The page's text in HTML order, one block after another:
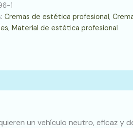
1
Cremas de estética profesional,
, Material de estética profesional
un vehículo neutro, eficaz y